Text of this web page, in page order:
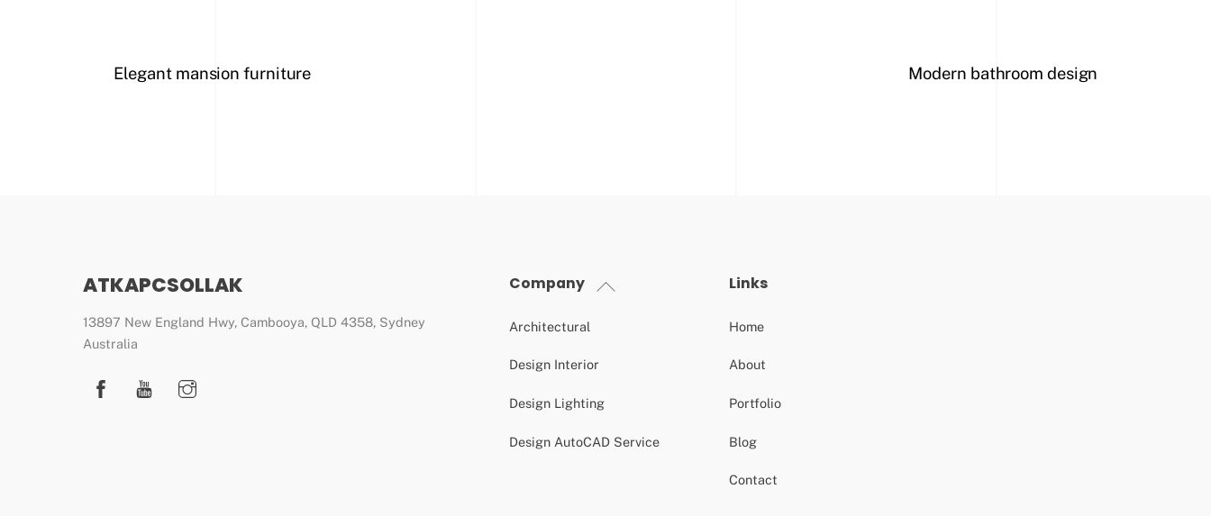
Elegant mansion furniture Modern bathroom design
Back
ATKAPCSOLLAK
13897 New England Hwy, Cambooya, QLD 4358, Sydney
Australia
Company
Architectural
Design Interior
Design Lighting
Design AutoCAD Service
Links
Home
About
Portfolio
Blog
Contact